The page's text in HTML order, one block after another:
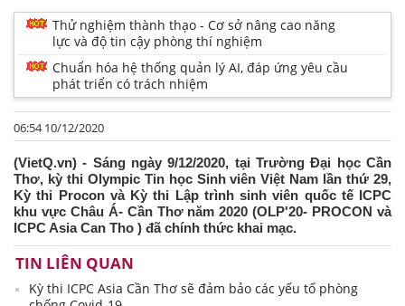
Thử nghiệm thành thạo - Cơ sở nâng cao năng
lực và độ tin cậy phòng thí nghiệm
Chuẩn hóa hệ thống quản lý AI, đáp ứng yêu cầu
phát triển có trách nhiệm
06:54 10/12/2020
(VietQ.vn) - Sáng ngày 9/12/2020, tại Trường Đại học Cần
Thơ, kỳ thi Olympic Tin học Sinh viên Việt Nam lần thứ 29,
Kỳ thi Procon và Kỳ thi Lập trình sinh viên quốc tế ICPC
khu vực Châu Á- Cần Thơ năm 2020 (OLP'20- PROCON và
ICPC Asia Can Tho ) đã chính thức khai mạc.
TIN LIÊN QUAN
Kỳ thi ICPC Asia Cần Thơ sẽ đảm bảo các yếu tố phòng